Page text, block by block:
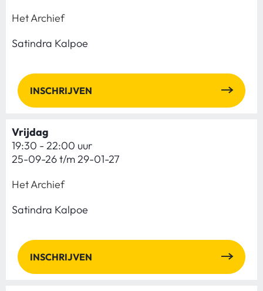
Het Archief
Satindra Kalpoe
INSCHRIJVEN
Vrijdag
19:30 - 22:00 uur
25-09-26 t/m 29-01-27
Het Archief
Satindra Kalpoe
INSCHRIJVEN